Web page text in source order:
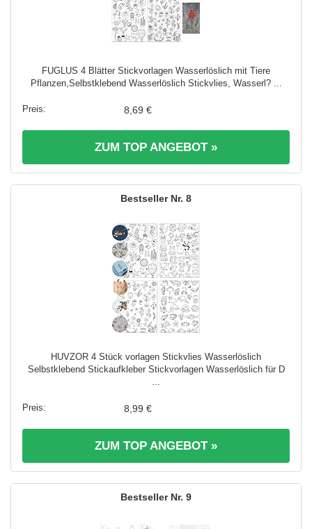
FUGLUS 4 Blätter Stickvorlagen Wasserlöslich mit Tiere
Pflanzen,Selbstklebend Wasserlöslich Stickvlies, Wasserl? ...
8,69 €
ZUM TOP ANGEBOT »
8
HUVZOR 4 Stück vorlagen Stickvlies Wasserlöslich
Selbstklebend Stickaufkleber Stickvorlagen Wasserlöslich für D
8,99 €
ZUM TOP ANGEBOT »
9